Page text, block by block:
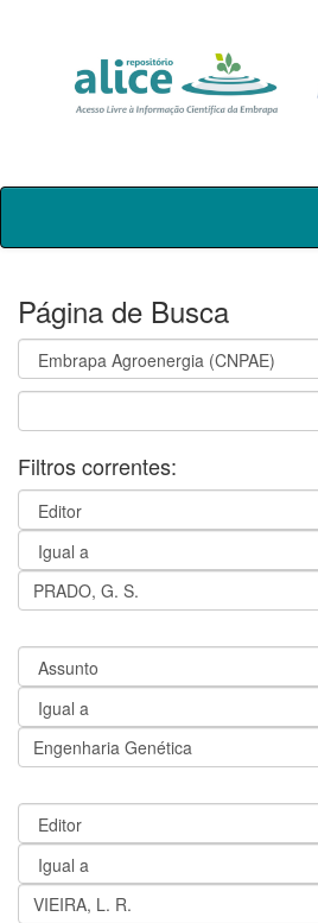
Skip
Página de Busca
Filtros correntes: